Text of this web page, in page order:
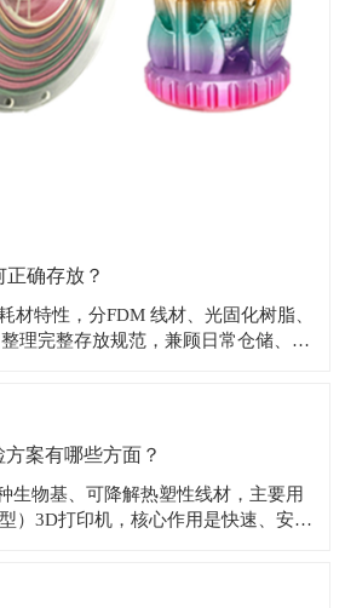
确存放？
材特性，分FDM 线材、光固化树脂、
理完整存放规范，兼顾日常仓储、开
。离地存放：货架 / 托盘垫高
案有哪些方面？
生物基、可降解热塑性线材，主要用
）3D打印机，核心作用是快速、安
来料检测）1.75mm 国标：优等 ±0